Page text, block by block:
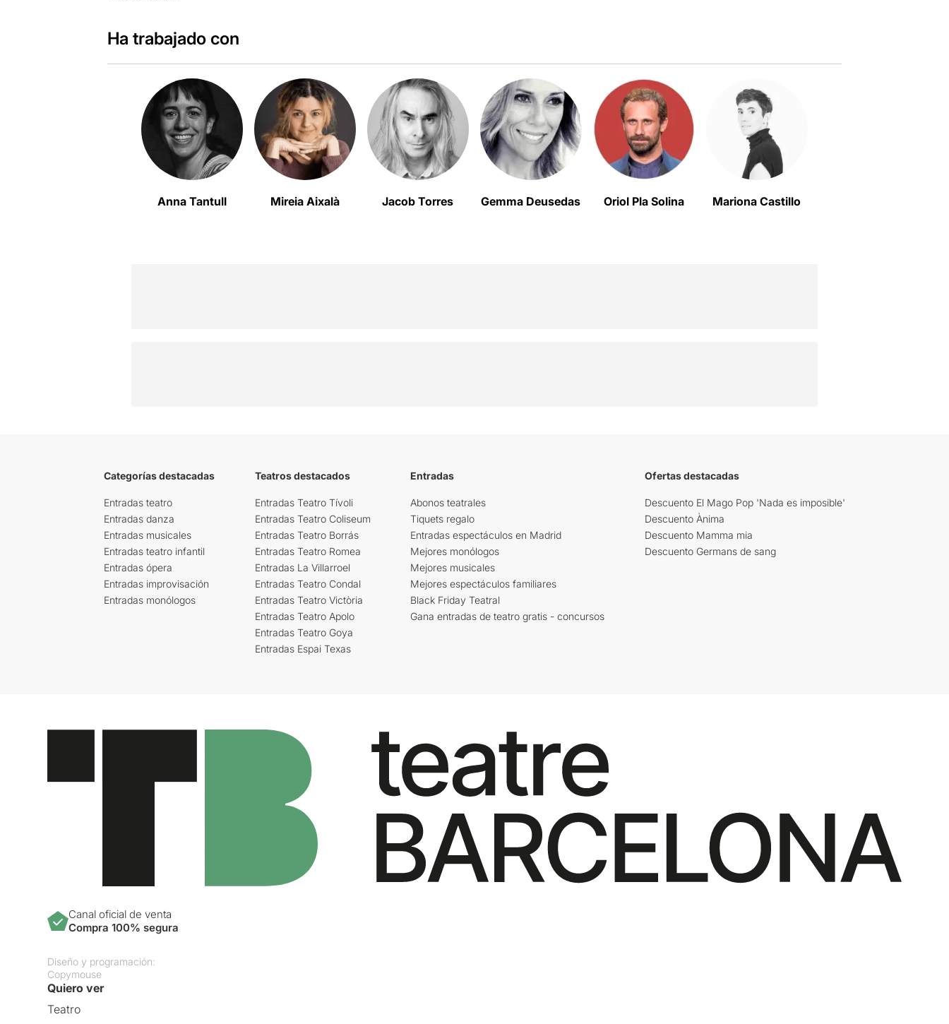
Ha trabajado con
Anna Tantull Mireia Aixalà Jacob Torres Gemma Deusedas Oriol Pla Solina Mariona Castillo
Categorías destacadas
Entradas teatro
Entradas danza
Entradas musicales
Entradas teatro infantil
Entradas ópera
Entradas improvisación
Entradas monólogos
Teatros destacados
Entradas Teatro Tívoli
Entradas Teatro Coliseum
Entradas Teatro Borrás
Entradas Teatro Romea
Entradas La Villarroel
Entradas Teatro Condal
Entradas Teatro Victòria
Entradas Teatro Apolo
Entradas Teatro Goya
Entradas Espai Texas
Entradas
Abonos teatrales
Tiquets regalo
Entradas espectáculos en Madrid
Mejores monólogos
Mejores musicales
Mejores espectáculos familiares
Black Friday Teatral
Gana entradas de teatro gratis - concursos
Ofertas destacadas
Descuento El Mago Pop 'Nada es imposible'
Descuento Ànima
Descuento Mamma mia
Descuento Germans de sang
Canal oficial de venta
Compra 100% segura
Diseño y programación:
Copymouse
Quiero ver
Teatro